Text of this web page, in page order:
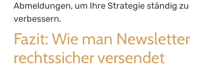
Abmeldungen, um Ihre Strategie ständig zu
verbessern.
Fazit: Wie man Newsletter
rechtssicher versendet